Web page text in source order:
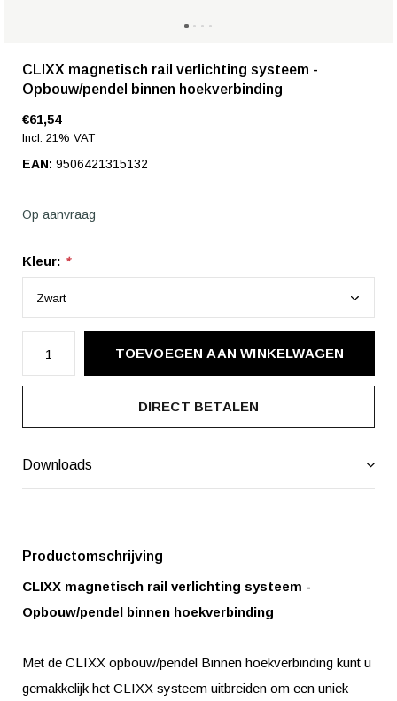
CLIXX magnetisch rail verlichting systeem -
Opbouw/pendel binnen hoekverbinding
€61,54
Incl. 21% VAT
EAN: 9506421315132
Op aanvraag
Kleur: *
TOEVOEGEN AAN WINKELWAGEN
DIRECT BETALEN
Downloads
Productomschrijving
CLIXX magnetisch rail verlichting systeem -
Opbouw/pendel binnen hoekverbinding
Met de CLIXX opbouw/pendel Binnen hoekverbinding kunt u
gemakkelijk het CLIXX systeem uitbreiden om een uniek